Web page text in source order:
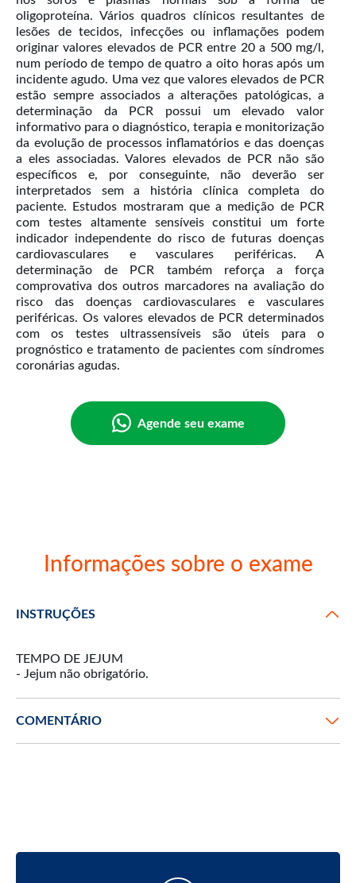
oligoproteína. Vários quadros clínicos resultantes de
lesões de tecidos, infecções ou inflamações podem
originar valores elevados de PCR entre 20 a 500 mg/l,
num período de tempo de quatro a oito horas após um
incidente agudo. Uma vez que valores elevados de PCR
estão sempre associados a alterações patológicas, a
determinação da PCR possui um elevado valor
informativo para o diagnóstico, terapia e monitorização
da evolução de processos inflamatórios e das doenças
a eles associadas. Valores elevados de PCR não são
específicos e, por conseguinte, não deverão ser
interpretados sem a história clínica completa do
paciente. Estudos mostraram que a medição de PCR
com testes altamente sensíveis constitui um forte
indicador independente do risco de futuras doenças
cardiovasculares e vasculares periféricas. A
determinação de PCR também reforça a força
comprovativa dos outros marcadores na avaliação do
risco das doenças cardiovasculares e vasculares
periféricas. Os valores elevados de PCR determinados
com os testes ultrassensíveis são úteis para o
prognóstico e tratamento de pacientes com síndromes
Agende seu exame
Informações sobre o exame
INSTRUÇÕES
TEMPO DE JEJUM
- Jejum não obrigatório.
COMENTÁRIO